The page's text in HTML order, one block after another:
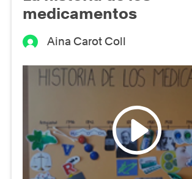
medicamentos
Aina Carot Coll